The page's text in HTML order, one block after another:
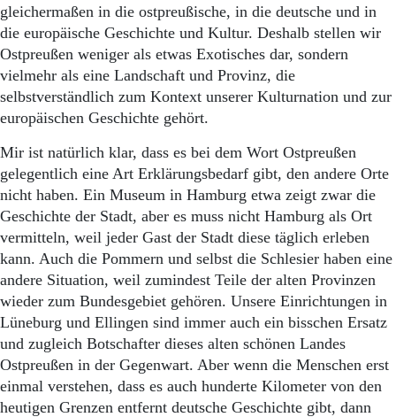
gleichermaßen in die ostpreußische, in die deutsche und in
die europäische Geschichte und Kultur. Deshalb stellen wir
Ostpreußen weniger als etwas Exotisches dar, sondern
vielmehr als eine Landschaft und Provinz, die
selbstverständlich zum Kontext unserer Kulturnation und zur
europäischen Geschichte gehört.
Mir ist natürlich klar, dass es bei dem Wort Ostpreußen
gelegentlich eine Art Erklärungsbedarf gibt, den andere Orte
nicht haben. Ein Museum in Hamburg etwa zeigt zwar die
Geschichte der Stadt, aber es muss nicht Hamburg als Ort
vermitteln, weil jeder Gast der Stadt diese täglich erleben
kann. Auch die Pommern und selbst die Schlesier haben eine
andere Situation, weil zumindest Teile der alten Provinzen
wieder zum Bundesgebiet gehören. Unsere Einrichtungen in
Lüneburg und Ellingen sind immer auch ein bisschen Ersatz
und zugleich Botschafter dieses alten schönen Landes
Ostpreußen in der Gegenwart. Aber wenn die Menschen erst
einmal verstehen, dass es auch hunderte Kilometer von den
heutigen Grenzen entfernt deutsche Geschichte gibt, dann